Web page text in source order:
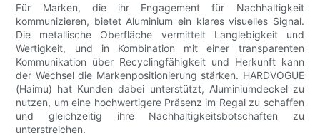
Für Marken, die ihr Engagement für Nachhaltigkeit
kommunizieren, bietet Aluminium ein klares visuelles Signal.
Die metallische Oberfläche vermittelt Langlebigkeit und
Wertigkeit, und in Kombination mit einer transparenten
Kommunikation über Recyclingfähigkeit und Herkunft kann
der Wechsel die Markenpositionierung stärken. HARDVOGUE
(Haimu) hat Kunden dabei unterstützt, Aluminiumdeckel zu
nutzen, um eine hochwertigere Präsenz im Regal zu schaffen
und gleichzeitig ihre Nachhaltigkeitsbotschaften zu
unterstreichen.